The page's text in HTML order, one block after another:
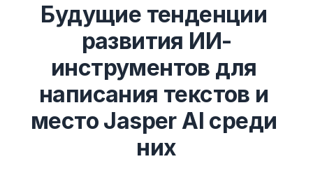
Будущие тенденции
развития ИИ-
инструментов для
написания текстов и
место Jasper AI среди
них